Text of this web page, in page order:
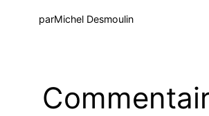
parMichel Desmoulin